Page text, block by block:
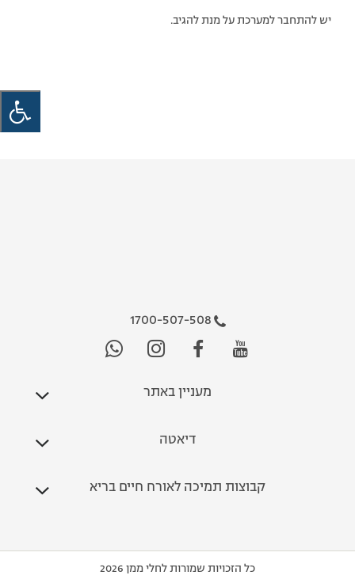
יש להתחבר למערכת על מנת להגיב.
1700-507-508
מעניין באתר
דיאטה
קבוצות תמיכה לאורח חיים בריא
כל הזכויות שמורות לחלי ממן 2026